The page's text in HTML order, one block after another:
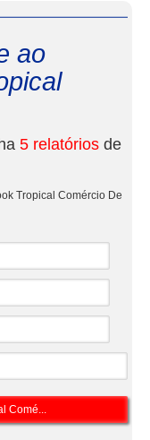
ao
5 relatórios de
Tropical Comércio De